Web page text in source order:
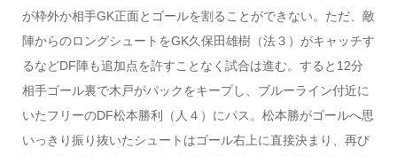
が枠外か相手GK正面とゴールを割ることができない。ただ、敵
陣からのロングシュートをGK久保田雄樹（法３）がキャッチす
るなどDF陣も追加点を許すことなく試合は進む。すると12分
相手ゴール裏で木戸がパックをキープし、ブルーライン付近に
いたフリーのDF松本勝利（人４）にパス。松本勝がゴールへ思
いっきり振り抜いたシュートはゴール右上に直接決まり、再び